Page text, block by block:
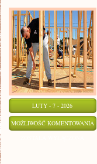
LUTY - 7 - 2026
MOŻLIWOŚĆ KOMENTOWANIA